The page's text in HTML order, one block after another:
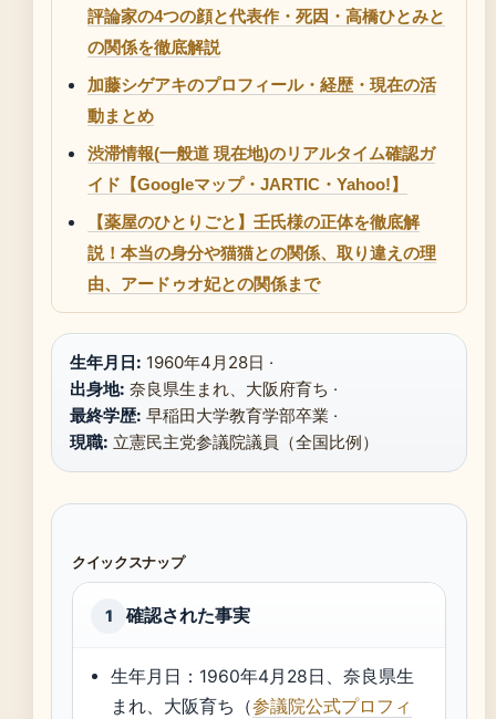
評論家の4つの顔と代表作・死因・高橋ひとみと
の関係を徹底解説
加藤シゲアキのプロフィール・経歴・現在の活
動まとめ
渋滞情報(一般道 現在地)のリアルタイム確認ガ
イド【Googleマップ・JARTIC・Yahoo!】
【薬屋のひとりごと】壬氏様の正体を徹底解
説！本当の身分や猫猫との関係、取り違えの理
由、アードゥオ妃との関係まで
生年月日: 1960年4月28日 ·
出身地: 奈良県生まれ、大阪府育ち ·
最終学歴: 早稲田大学教育学部卒業 ·
現職: 立憲民主党参議院議員（全国比例）
クイックスナップ
1 確認された事実
生年月日：1960年4月28日、奈良県生
まれ、大阪育ち（参議院公式プロフィ